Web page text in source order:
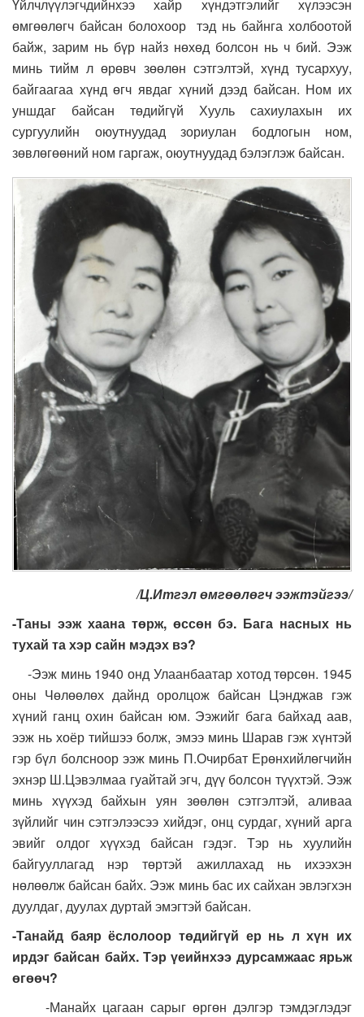
Үйлчлүүлэгчдийнхээ хайр хүндэтгэлийг хүлээсэн
өмгөөлөгч байсан болохоор тэд нь байнга холбоотой
байж, зарим нь бүр найз нөхөд болсон нь ч бий. Ээж
минь тийм л өрөвч зөөлөн сэтгэлтэй, хүнд тусархуу,
байгаагаа хүнд өгч явдаг хүний дээд байсан. Ном их
уншдаг байсан төдийгүй Хууль сахиулахын их
сургуулийн оюутнуудад зориулан бодлогын ном,
зөвлөгөөний ном гаргаж, оюутнуудад бэлэглэж байсан.
/Ц.Итгэл өмгөөлөгч ээжтэйгээ/
-Таны ээж хаана төрж, өссөн бэ. Бага насных нь
тухай та хэр сайн мэдэх вэ?
-Ээж минь 1940 онд Улаанбаатар хотод төрсөн. 1945
оны Чөлөөлөх дайнд оролцож байсан Цэнджав гэж
хүний ганц охин байсан юм. Ээжийг бага байхад аав,
ээж нь хоёр тийшээ болж, эмээ минь Шарав гэж хүнтэй
гэр бүл болсноор ээж минь П.Очирбат Ерөнхийлөгчийн
эхнэр Ш.Цэвэлмаа гуайтай эгч, дүү болсон түүхтэй. Ээж
минь хүүхэд байхын уян зөөлөн сэтгэлтэй, аливаа
зүйлийг чин сэтгэлээсээ хийдэг, онц сурдаг, хүний арга
эвийг олдог хүүхэд байсан гэдэг. Тэр нь хуулийн
байгууллагад нэр төртэй ажиллахад нь ихээхэн
нөлөөлж байсан байх. Ээж минь бас их сайхан эвлэгхэн
дуулдаг, дуулах дуртай эмэгтэй байсан.
-Танайд баяр ёслолоор төдийгүй ер нь л хүн их
ирдэг байсан байх. Тэр үеийнхээ дурсамжаас ярьж
өгөөч?
-Манайх цагаан сарыг өргөн дэлгэр тэмдэглэдэг